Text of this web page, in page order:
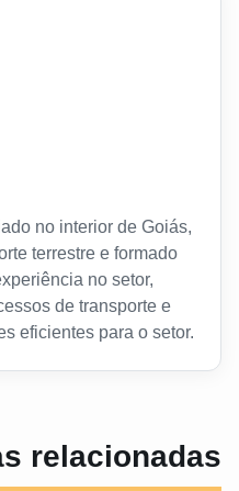
no interior de Goiás,
terrestre e formado
no setor,
de transporte e
eficientes para o setor.
relacionadas